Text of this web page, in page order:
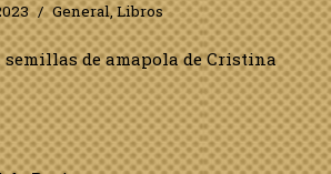
General,Libros
semillas de amapola de Cristina